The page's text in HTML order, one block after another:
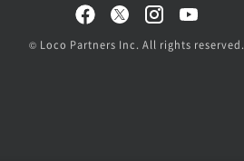
© Loco Partners Inc. All rights reserved.